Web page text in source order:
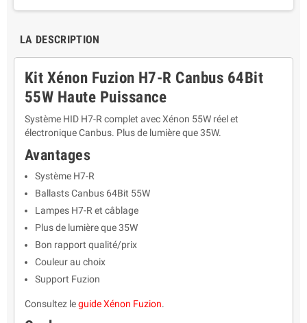
LA DESCRIPTION
Kit Xénon Fuzion H7-R Canbus 64Bit
55W Haute Puissance
Système HID H7-R complet avec Xénon 55W réel et
électronique Canbus. Plus de lumière que 35W.
Avantages
Système H7-R
Ballasts Canbus 64Bit 55W
Lampes H7-R et câblage
Plus de lumière que 35W
Bon rapport qualité/prix
Couleur au choix
Support Fuzion
Consultez leguide Xénon Fuzion.